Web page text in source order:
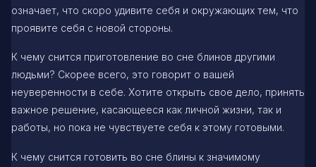
означает, что скоро удивите себя и окружающих тем, что
проявите себя с новой стороны.
К чему снится приготовление во сне блинов другими
людьми? Скорее всего, это говорит о вашей
неуверенности в себе. Хотите открыть свое дело, принять
важное решение, касающееся как личной жизни, так и
работы, но пока не чувствуете себя к этому готовыми.
К чему снится готовить во сне блины к значимому